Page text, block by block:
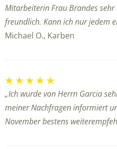
Mitarbeiterin Frau Brandes
freundlich. Kann ich nur jedem
Michael O., Karben
„Ich wurde von Herrn Garcia
meiner Nachfragen informiert
November bestens